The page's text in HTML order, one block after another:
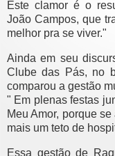
Este clamor é o
João Campos, que
melhor pra se viver."
Ainda em seu
Clube das Pás, no
comparou a gestão
" Em plenas festas
Meu Amor, porque
mais um teto de
Essa gestão de